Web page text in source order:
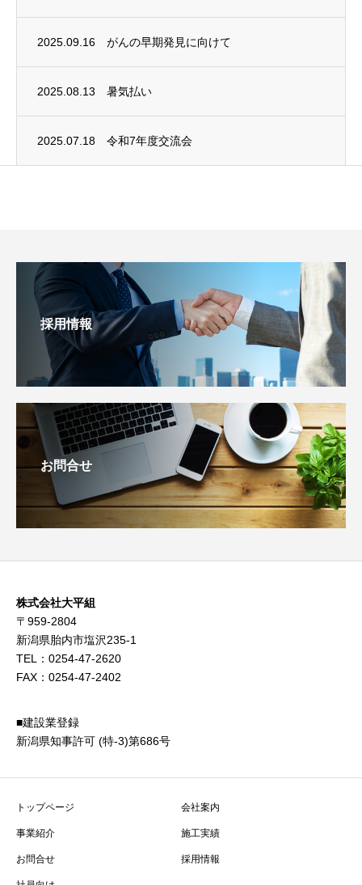
2025.09.16 がんの早期発見に向けて
2025.08.13 暑気払い
2025.07.18 令和7年度交流会
採用情報
お問合せ
株式会社大平組
〒959-2804
新潟県胎内市塩沢235-1
TEL：0254-47-2620
FAX：0254-47-2402
■建設業登録
新潟県知事許可 (特-3)第686号
トップページ 会社案内
事業紹介 施工実績
お問合せ 採用情報